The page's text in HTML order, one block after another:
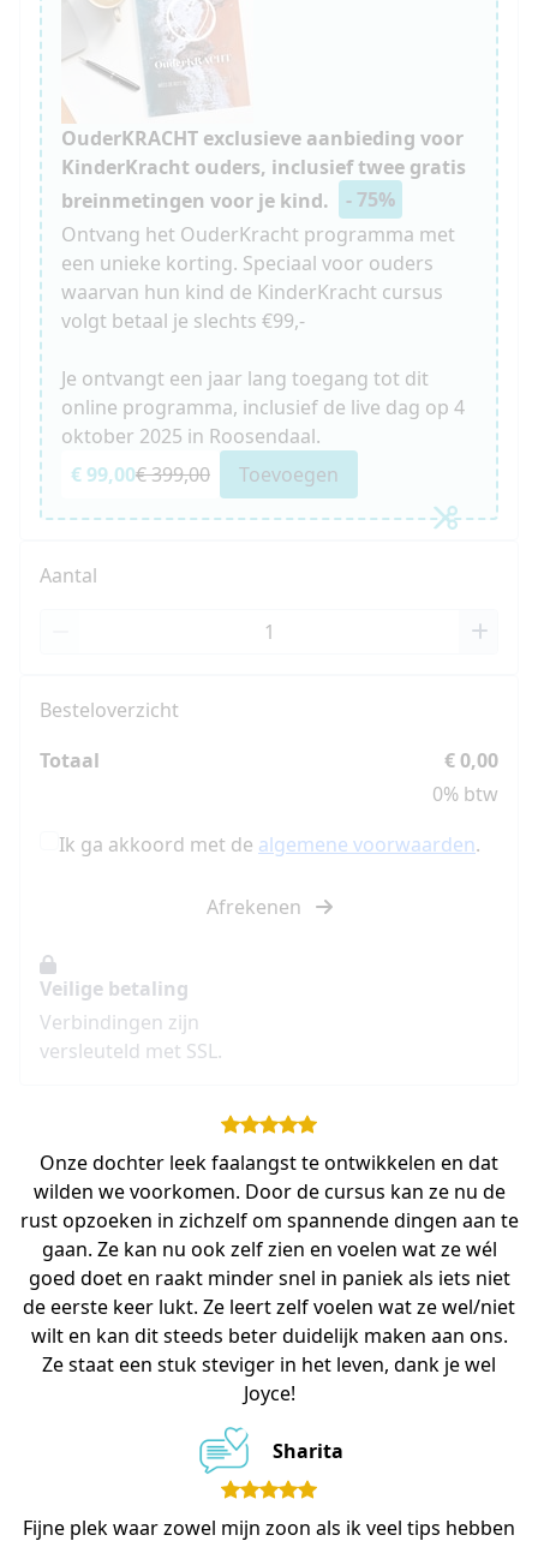
OuderKRACHT exclusieve aanbieding voor
KinderKracht ouders, inclusief twee gratis
breinmetingen voor je kind.
- 75%
Ontvang het OuderKracht programma met
een unieke korting. Speciaal voor ouders
waarvan hun kind de KinderKracht cursus
volgt betaal je slechts €99,-
Je ontvangt een jaar lang toegang tot dit
online programma, inclusief de live dag op 4
oktober 2025 in Roosendaal.
€ 99,00€ 399,00 Toevoegen
Aantal
Besteloverzicht
Totaal
€ 0,00
0% btw
Ik ga akkoord met de algemene voorwaarden.
Afrekenen
Veilige betaling
Verbindingen zijn
versleuteld met SSL.
Onze dochter leek faalangst te ontwikkelen en dat
wilden we voorkomen. Door de cursus kan ze nu de
rust opzoeken in zichzelf om spannende dingen aan te
gaan. Ze kan nu ook zelf zien en voelen wat ze wél
goed doet en raakt minder snel in paniek als iets niet
de eerste keer lukt. Ze leert zelf voelen wat ze wel/niet
wilt en kan dit steeds beter duidelijk maken aan ons.
Ze staat een stuk steviger in het leven, dank je wel
Joyce!
Sharita
Fijne plek waar zowel mijn zoon als ik veel tips hebben